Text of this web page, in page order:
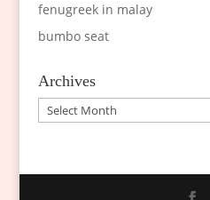
fenugreek in malay
bumbo seat
Archives
Archives